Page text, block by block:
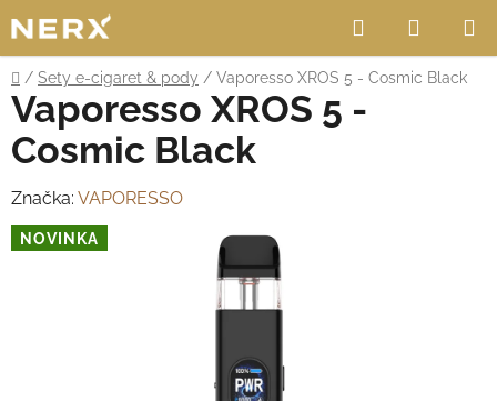
na
obsah
Hledat
KOŠÍK
Domů
/ Sety e-cigaret & pody / Vaporesso XROS 5 - Cosmic Black
Vaporesso XROS 5 -
Cosmic Black
Značka: VAPORESSO
NOVINKA